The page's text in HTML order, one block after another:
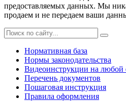
предоставляемых данных. Мы
продаем и не передаем ваши
Нормативная база
Нормы законодательства
Видеоинструкции на любой
Перечень документов
Пошаговая инструкция
Правила оформления